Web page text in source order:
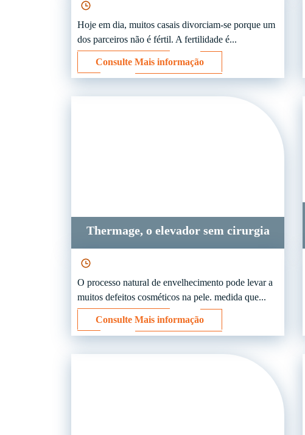
Hoje em dia, muitos casais divorciam-se porque um
dos parceiros não é fértil. A fertilidade é...
Consulte Mais informação
Thermage, o elevador sem cirurgia
O processo natural de envelhecimento pode levar a
muitos defeitos cosméticos na pele. medida que...
Consulte Mais informação